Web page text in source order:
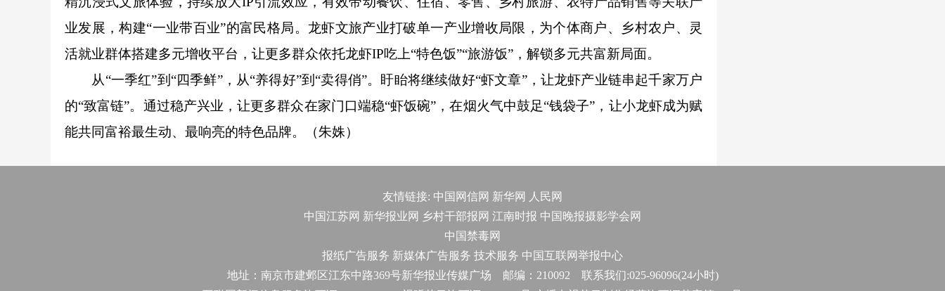
业发展，构建“一业带百业”的富民格局。龙虾文旅产业打破单一产业增收局限，为个体商户、乡村农户、灵
活就业群体搭建多元增收平台，让更多群众依托龙虾IP吃上“特色饭”“旅游饭”，解锁多元共富新局面。
从“一季红”到“四季鲜”，从“养得好”到“卖得俏”。盱眙将继续做好“虾文章”，让龙虾产业链串起千家万户
的“致富链”。通过稳产兴业，让更多群众在家门口端稳“虾饭碗”，在烟火气中鼓足“钱袋子”，让小龙虾成为赋
能共同富裕最生动、最响亮的特色品牌。（朱姝）
友情链接: 中国网信网 新华网
人民网
中国江苏网 新华报业网 乡村干部报网 江南时报 中国晚报摄影学会网
中国禁毒网
报纸广告服务 新媒体广告服务 技术服务 中国互联网举报中心
地址：南京市建邺区江东中路369号新华报业传媒广场 邮编：210092 联系我们:025-96096(24小时)